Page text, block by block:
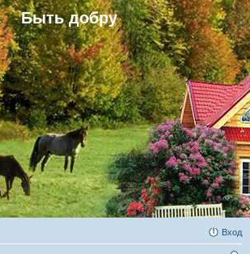
Быть добру
Вход